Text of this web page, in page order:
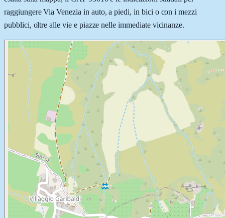
raggiungere Via Venezia in auto, a piedi, in bici o con i mezzi
pubblici, oltre alle vie e piazze nelle immediate vicinanze.